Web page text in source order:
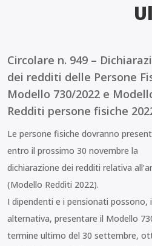
Circolare n. 949 –
dei redditi delle Persone
Modello 730/2022 e
Redditi persone fisiche
Le persone fisiche dovranno
entro il prossimo 30 novembre la
dichiarazione dei redditi relativa
(Modello Redditi 2022).
I dipendenti e i pensionati possono,
alternativa, presentare il Modello
termine ultimo del 30 settembre,